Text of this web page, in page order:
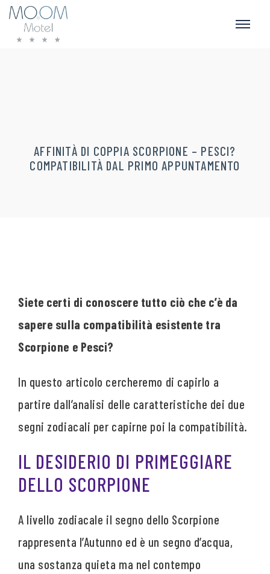
AFFINITÀ DI COPPIA SCORPIONE – PESCI?
COMPATIBILITÀ DAL PRIMO APPUNTAMENTO
Siete certi di conoscere tutto ciò che c’è da
sapere sulla compatibilità esistente tra
Scorpione e Pesci?
In questo articolo cercheremo di capirlo a
partire dall’analisi delle caratteristiche dei due
segni zodiacali per capirne poi la compatibilità.
IL DESIDERIO DI PRIMEGGIARE
DELLO SCORPIONE
A livello zodiacale il segno dello Scorpione
rappresenta l’Autunno ed è un segno d’acqua,
una sostanza quieta ma nel contempo